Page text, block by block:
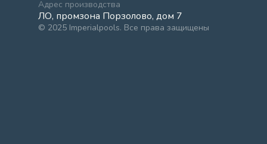
Адрес производства
ЛО, промзона Порзолово, дом 7
© 2025 Imperialpools. Все права защищены